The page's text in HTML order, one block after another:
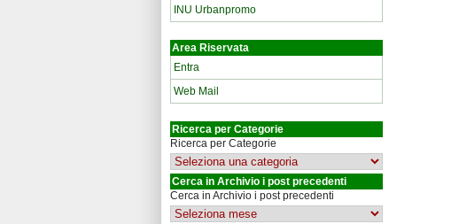
INU Urbanpromo
Area Riservata
Entra
Web Mail
Ricerca per Categorie
Ricerca per Categorie
Cerca in Archivio i post precedenti
Cerca in Archivio i post precedenti